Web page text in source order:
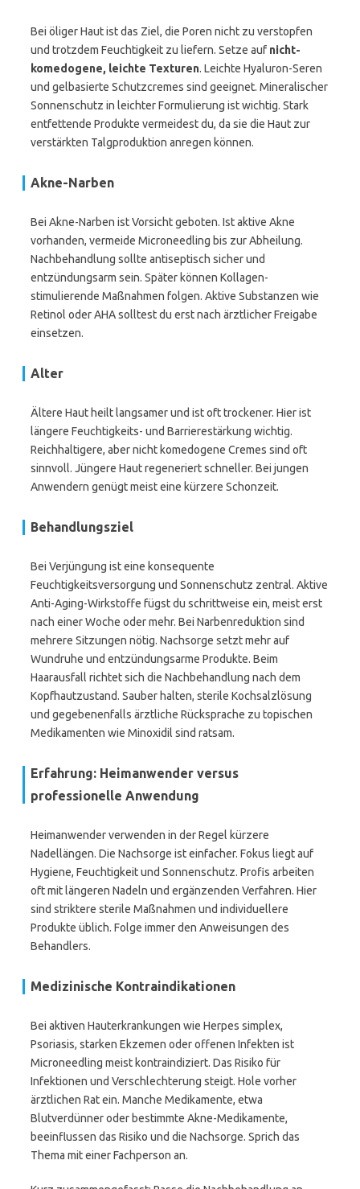
Bei öliger Haut ist das Ziel, die Poren nicht zu verstopfen
und trotzdem Feuchtigkeit zu liefern. Setze auf nicht-
komedogene, leichte Texturen. Leichte Hyaluron-Seren
und gelbasierte Schutzcremes sind geeignet. Mineralischer
Sonnenschutz in leichter Formulierung ist wichtig. Stark
entfettende Produkte vermeidest du, da sie die Haut zur
verstärkten Talgproduktion anregen können.
Akne-Narben
Bei Akne-Narben ist Vorsicht geboten. Ist aktive Akne
vorhanden, vermeide Microneedling bis zur Abheilung.
Nachbehandlung sollte antiseptisch sicher und
entzündungsarm sein. Später können Kollagen-
stimulierende Maßnahmen folgen. Aktive Substanzen wie
Retinol oder AHA solltest du erst nach ärztlicher Freigabe
einsetzen.
Alter
Ältere Haut heilt langsamer und ist oft trockener. Hier ist
längere Feuchtigkeits- und Barrierestärkung wichtig.
Reichhaltigere, aber nicht komedogene Cremes sind oft
sinnvoll. Jüngere Haut regeneriert schneller. Bei jungen
Anwendern genügt meist eine kürzere Schonzeit.
Behandlungsziel
Bei Verjüngung ist eine konsequente
Feuchtigkeitsversorgung und Sonnenschutz zentral. Aktive
Anti-Aging-Wirkstoffe fügst du schrittweise ein, meist erst
nach einer Woche oder mehr. Bei Narbenreduktion sind
mehrere Sitzungen nötig. Nachsorge setzt mehr auf
Wundruhe und entzündungsarme Produkte. Beim
Haarausfall richtet sich die Nachbehandlung nach dem
Kopfhautzustand. Sauber halten, sterile Kochsalzlösung
und gegebenenfalls ärztliche Rücksprache zu topischen
Medikamenten wie Minoxidil sind ratsam.
Erfahrung: Heimanwender versus
professionelle Anwendung
Heimanwender verwenden in der Regel kürzere
Nadellängen. Die Nachsorge ist einfacher. Fokus liegt auf
Hygiene, Feuchtigkeit und Sonnenschutz. Profis arbeiten
oft mit längeren Nadeln und ergänzenden Verfahren. Hier
sind striktere sterile Maßnahmen und individuellere
Produkte üblich. Folge immer den Anweisungen des
Behandlers.
Medizinische Kontraindikationen
Bei aktiven Hauterkrankungen wie Herpes simplex,
Psoriasis, starken Ekzemen oder offenen Infekten ist
Microneedling meist kontraindiziert. Das Risiko für
Infektionen und Verschlechterung steigt. Hole vorher
ärztlichen Rat ein. Manche Medikamente, etwa
Blutverdünner oder bestimmte Akne-Medikamente,
beeinflussen das Risiko und die Nachsorge. Sprich das
Thema mit einer Fachperson an.